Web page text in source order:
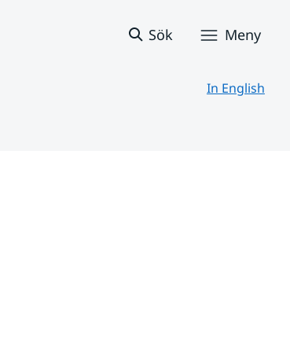
Sök Meny
In English